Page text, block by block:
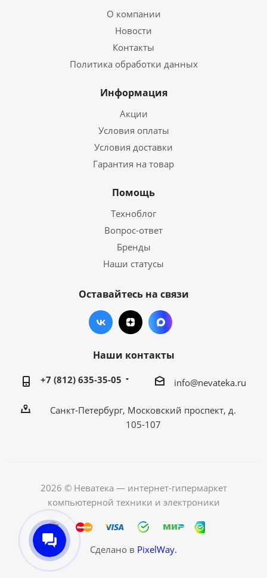
О компании
Новости
Контакты
Политика обработки данных
Информация
Акции
Условия оплаты
Условия доставки
Гарантия на товар
Помощь
Техноблог
Вопрос-ответ
Бренды
Наши статусы
Оставайтесь на связи
Наши контакты
+7 (812) 635-35-05 info@nevateka.ru
Санкт-Петербург, Московский проспект, д.
105-107
2026 © Неватека — интернет-гипермаркет
компьютерной техники и электроники
Сделано в PixelWay.